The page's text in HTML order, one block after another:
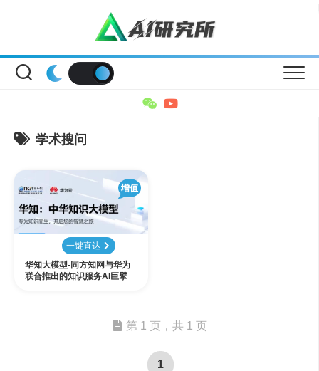
学术搜问
增值
一键直达
华知大模型-同方知网与华为
联合推出的知识服务AI巨擘
第 1 页，共 1 页
1